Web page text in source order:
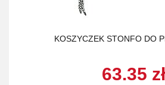
KOSZYCZEK STONFO DO
63.35 zł